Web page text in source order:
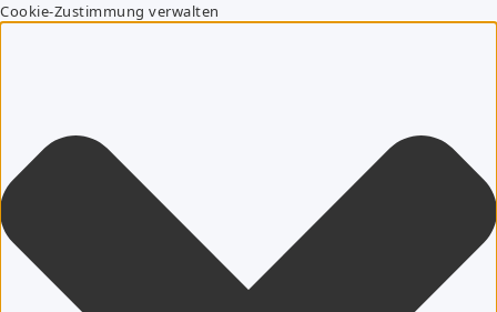
Cookie-Zustimmung verwalten